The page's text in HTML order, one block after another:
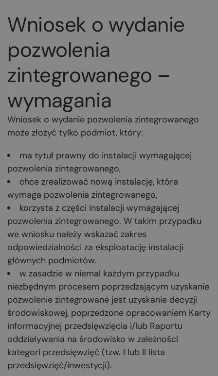
Wniosek o wydanie
pozwolenia
zintegrowanego –
wymagania
Wniosek o wydanie pozwolenia zintegrowanego
może złożyć tylko podmiot, który:
ma tytuł prawny do instalacji wymagającej
pozwolenia zintegrowanego,
chce zrealizować nową instalację, która
wymaga pozwolenia zintegrowanego,
korzysta z części instalacji wymagającej
pozwolenia zintegrowanego. W takim przypadku
we wniosku należy wskazać zakres
odpowiedzialności za eksploatację instalacji
głównych podmiotów.
w zasadzie w niemal każdym przypadku
niezbędnym procesem poprzedzającym uzyskanie
pozwolenie zintegrowane jest uzyskanie decyzji
środowiskowej, poprzedzone opracowaniem Karty
informacyjnej przedsięwzięcia i/lub Raportu
oddziaływania na środowisko w zależności
kategori przedsięwzięć (tzw. I lub II lista
przedsięwzięć/inwestycji).